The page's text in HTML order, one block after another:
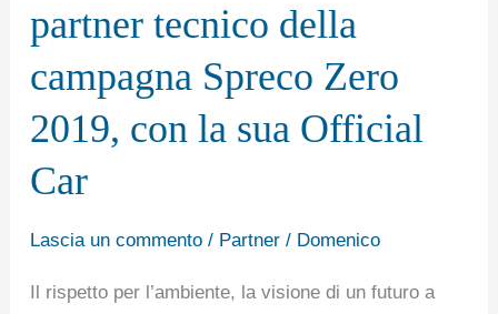
partner tecnico della
campagna Spreco Zero
2019, con la sua Official
Car
Lascia un commento / Partner/ Domenico
Il rispetto per l’ambiente, la visione di un futuro a
partner
tecnico
della
campagna
Spreco
2019,
con